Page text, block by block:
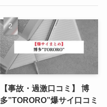
【事故・過激口コミ】 博
多”TORORO”爆サイ口コミ